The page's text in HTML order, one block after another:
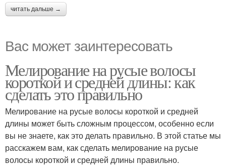
читать дальше →
Вас может заинтересовать
Мелирование на русые волосы
короткой и средней длины: как
сделать это правильно
Мелирование на русые волосы короткой и средней
длины может быть сложным процессом, особенно если
вы не знаете, как это делать правильно. В этой статье мы
расскажем вам, как сделать мелирование на русые
волосы короткой и средней длины правильно.